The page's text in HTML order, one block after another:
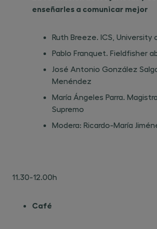
enseñarles a comunicar mejor
Ruth Breeze. ICS, University
Pablo Franquet. Fieldfisher
José Antonio González
Menéndez
María Ángeles Parra.
Supremo
Modera: Ricardo-María
11.30-12.00h
Café